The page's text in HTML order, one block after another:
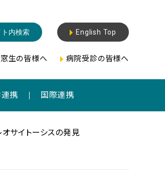
English Top
生の皆様へ 病院受診の皆様へ
連携 国際連携
サイトーシスの発見――